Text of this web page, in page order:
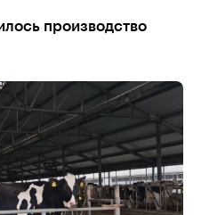
производство